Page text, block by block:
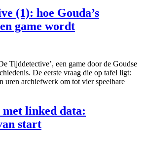
(1): hoe Gouda’s
game wordt
Tijddetective’, een game door de Goudse
De eerste vraag die op tafel ligt:
uren archiefwerk om tot vier speelbare
met linked data:
start